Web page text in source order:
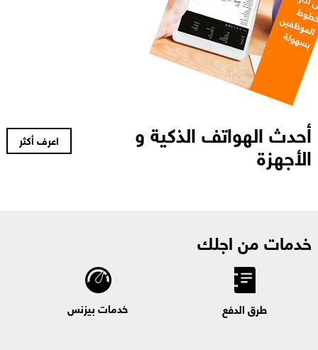
أحدث الهواتف الذكية و
الأجهزة اعرف أكثر
خدمات من اجلك
طرق الدفع خدمات بيزنس